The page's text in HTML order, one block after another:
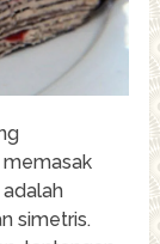
simetris.